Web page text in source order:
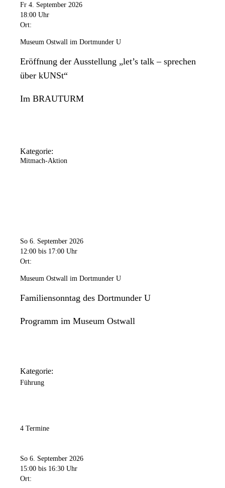
Fr 4. September 2026
18:00 Uhr
Ort:
Museum Ostwall im Dortmunder U
Eröffnung der Ausstellung „let’s talk – sprechen
über kUNSt“
Im BRAUTURM
Kategorie:
Mitmach-Aktion
So 6. September 2026
12:00 bis 17:00 Uhr
Ort:
Museum Ostwall im Dortmunder U
Familiensonntag des Dortmunder U
Programm im Museum Ostwall
Kategorie:
Führung
4 Termine
So 6. September 2026
15:00 bis 16:30 Uhr
Ort: